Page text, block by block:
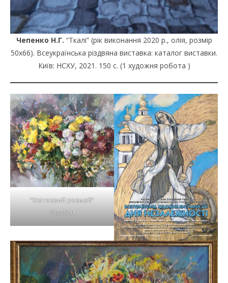
Чепенко Н.Г. “Ткалі” (рік виконання 2020 р., олія, розмір
50х66). Всеукраїнська різдвяна виставка: каталог виставки.
Київ: НСХУ, 2021. 150 с. (1 художня робота )
“Квітковий розмай”
65х75см